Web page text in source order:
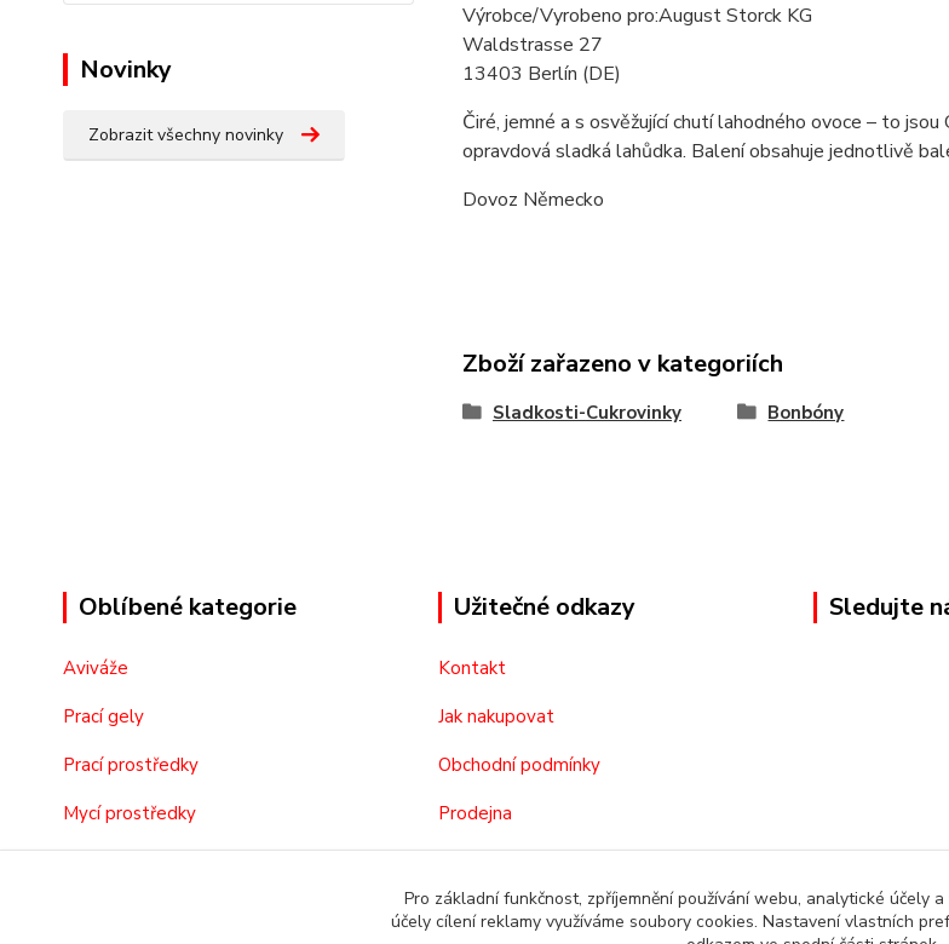
Novinky
Zobrazit všechny novinky
Výrobce/Vyrobeno pro:August Storck KG
Waldstrasse 27
13403 Berlín (DE)
Čiré, jemné a s osvěžující chutí lahodného ovoce – to
opravdová sladká lahůdka. Balení obsahuje jednotlivě
Dovoz Německo
Zboží zařazeno v kategoriích
Sladkosti-Cukrovinky Bonbóny
Oblíbené kategorie
Aviváže
Prací gely
Prací prostředky
Mycí prostředky
Užitečné odkazy
Kontakt
Jak nakupovat
Obchodní podmínky
Prodejna
Sledujte
Pro základní funkčnost, zpříjemnění používání webu, analytické účely
účely cílení reklamy využíváme soubory cookies. Nastavení vlastních